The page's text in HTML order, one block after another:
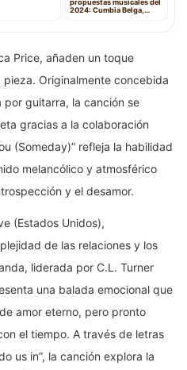
propuestas musicales del
2024: Cumbia Belga,
Price, añaden un toque
Originalmente concebida
guitarra, la canción se
gracias a la colaboración
(Someday)” refleja la habilidad
melancólico y atmosférico
y el desamor.
(Estados Unidos),
de las relaciones y los
liderada por C.L. Turner
una balada emocional que
amor eterno, pero pronto
el tiempo. A través de letras
us in”, la canción explora la